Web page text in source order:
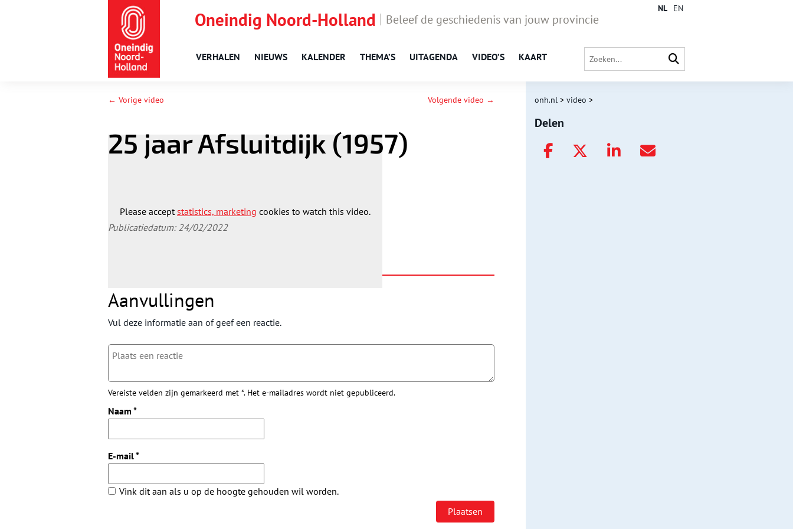
Oneindig Noord-Holland Beleef de geschiedenis van jouw provincie
VERHALEN NIEUWS KALENDER THEMA’S UITAGENDA VIDEO’S KAART
NL EN
← Vorige video Volgende video →
25 jaar Afsluitdijk (1957)
Please acceptstatistics, marketing cookies to watch this video.
Publicatiedatum: 24/02/2022
Aanvullingen
Vul deze informatie aan of geef een reactie.
Vereiste velden zijn gemarkeerd met *. Het e-mailadres wordt niet gepubliceerd.
Naam *
E-mail*
Vink dit aan als u op de hoogte gehouden wil worden.
onh.nl > video >
Delen